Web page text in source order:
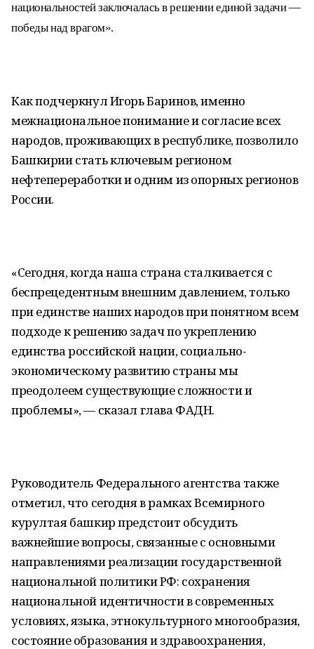
национальностей заключалась в решении единой задачи —
победы над врагом».
Как подчеркнул Игорь Баринов, именно
межнациональное понимание и согласие всех
народов, проживающих в республике, позволило
Башкирии стать ключевым регионом
нефтепереработки и одним из опорных регионов
России.
«Сегодня, когда наша страна сталкивается с
беспрецедентным внешним давлением, только
при единстве наших народов при понятном всем
подходе к решению задач по укреплению
единства российской нации, социально-
экономическому развитию страны мы
преодолеем существующие сложности и
проблемы», — сказал глава ФАДН.
Руководитель Федерального агентства также
отметил, что сегодня в рамках Всемирного
курултая башкир предстоит обсудить
важнейшие вопросы, связанные с основными
направлениями реализации государственной
национальной политики РФ: сохранения
национальной идентичности в современных
условиях, языка, этнокультурного многообразия,
состояние образования и здравоохранения,